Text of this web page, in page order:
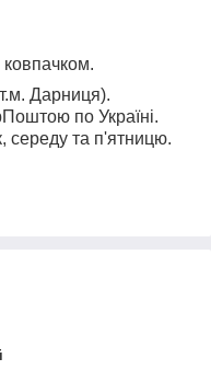
Дарниця).
по Україні.
середу та п'ятницю.